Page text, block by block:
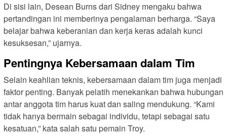
Di sisi lain, Desean Burns dari Sidney mengaku bahwa
pertandingan ini memberinya pengalaman berharga. “Saya
belajar bahwa keberanian dan kerja keras adalah kunci
kesuksesan,” ujarnya.
Pentingnya Kebersamaan dalam Tim
Selain keahlian teknis, kebersamaan dalam tim juga menjadi
faktor penting. Banyak pelatih menekankan bahwa hubungan
antar anggota tim harus kuat dan saling mendukung. “Kami
tidak hanya bermain sebagai individu, tetapi sebagai satu
kesatuan,” kata salah satu pemain Troy.